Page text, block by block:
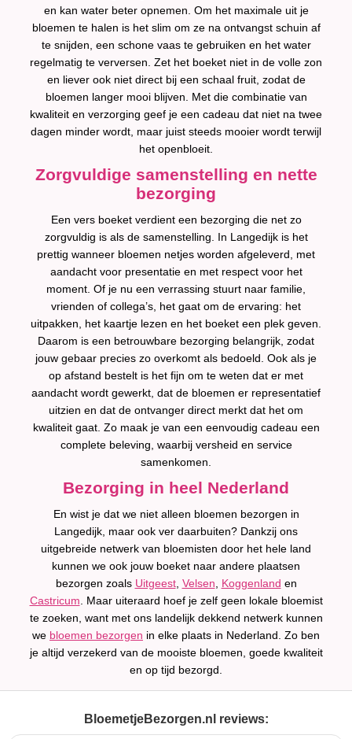
en kan water beter opnemen. Om het maximale uit je
bloemen te halen is het slim om ze na ontvangst schuin af
te snijden, een schone vaas te gebruiken en het water
regelmatig te verversen. Zet het boeket niet in de volle zon
en liever ook niet direct bij een schaal fruit, zodat de
bloemen langer mooi blijven. Met die combinatie van
kwaliteit en verzorging geef je een cadeau dat niet na twee
dagen minder wordt, maar juist steeds mooier wordt terwijl
het openbloeit.
Zorgvuldige samenstelling en nette
bezorging
Een vers boeket verdient een bezorging die net zo
zorgvuldig is als de samenstelling. In Langedijk is het
prettig wanneer bloemen netjes worden afgeleverd, met
aandacht voor presentatie en met respect voor het
moment. Of je nu een verrassing stuurt naar familie,
vrienden of collega’s, het gaat om de ervaring: het
uitpakken, het kaartje lezen en het boeket een plek geven.
Daarom is een betrouwbare bezorging belangrijk, zodat
jouw gebaar precies zo overkomt als bedoeld. Ook als je
op afstand bestelt is het fijn om te weten dat er met
aandacht wordt gewerkt, dat de bloemen er representatief
uitzien en dat de ontvanger direct merkt dat het om
kwaliteit gaat. Zo maak je van een eenvoudig cadeau een
complete beleving, waarbij versheid en service
samenkomen.
Bezorging in heel Nederland
En wist je dat we niet alleen bloemen bezorgen in
Langedijk, maar ook ver daarbuiten? Dankzij ons
uitgebreide netwerk van bloemisten door het hele land
kunnen we ook jouw boeket naar andere plaatsen
bezorgen zoals Uitgeest, Velsen Koggenland en
Castricum . Maar uiteraard hoef je zelf geen lokale bloemist
te zoeken, want met ons landelijk dekkend netwerk kunnen
we bloemen bezorgen in elke plaats in Nederland. Zo ben
je altijd verzekerd van de mooiste bloemen, goede kwaliteit
en op tijd bezorgd.
BloemetjeBezorgen.nl reviews: